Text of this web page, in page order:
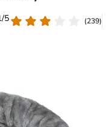
5
(239)